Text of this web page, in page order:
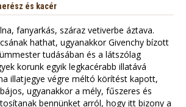
és kacér
fanyarkás, száraz vetiverbe áztava.
hathat, ugyanakkor Givenchy bízott
tudásában és a látszólag
korunk egyik legkacérabb illatává
illatjegye végre méltó körítést kapott,
ugyanakkor a mély, fűszeres és
bennünket arról, hogy itt bizony a